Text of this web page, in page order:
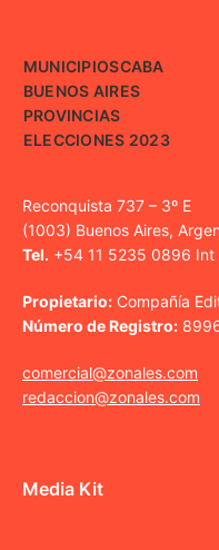
MUNICIPIOSCABA
BUENOS AIRES
PROVINCIAS
ELECCIONES 2023
Reconquista 737 – 3º E
(1003) Buenos Aires,
Tel. +54 11 5235 0896 Int
Propietario: Compañía
Número de Registro:
comercial@zonales.com
redaccion@zonales.com
Media Kit